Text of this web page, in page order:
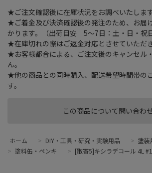
この商品について問い合わ
★ご注文確認後に在庫状況をお調べいたします
★ご着金及び決済確認後の発注のため、お届
かります。（出荷目安 5～7日：土・日・祝日
★在庫切れの際はご返金対応とさせていただき
★お客様都合による、ご注文後のキャンセル
ん。
★他の商品との同時購入、配送希望時間帯の
す。
ホーム > DIY・工具・研究・実験用品 > 塗装
> 塗料缶・ペンキ > [取寄5]キシラデコール 4L